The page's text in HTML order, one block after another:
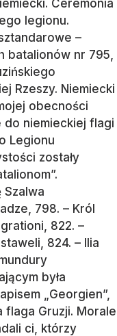
Ceremonia
legionu.
–
batalionów nr 795,
Rzeszy. Niemiecki
obecności
do niemieckiej flagi
Legionu
zostały
Szalwa
798. – Król
822. –
824. – Ilia
była
„Georgien”,
flaga Gruzji. Morale
ci, którzy